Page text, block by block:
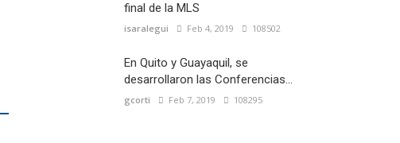
final de la MLS
isaralegui Feb 4, 2019 108502
En Quito y Guayaquil, se
desarrollaron las Conferencias...
gcorti Feb 7, 2019 108295